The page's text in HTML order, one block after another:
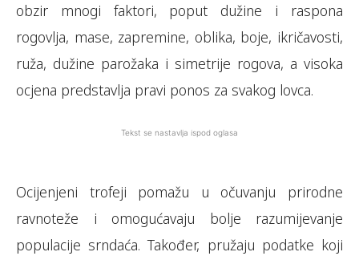
obzir mnogi faktori, poput dužine i raspona
rogovlja, mase, zapremine, oblika, boje, ikričavosti,
ruža, dužine parožaka i simetrije rogova, a visoka
ocjena predstavlja pravi ponos za svakog lovca.
Tekst se nastavlja ispod oglasa
Ocijenjeni trofeji pomažu u očuvanju prirodne
ravnoteže i omogućavaju bolje razumijevanje
populacije srndaća. Također, pružaju podatke koji